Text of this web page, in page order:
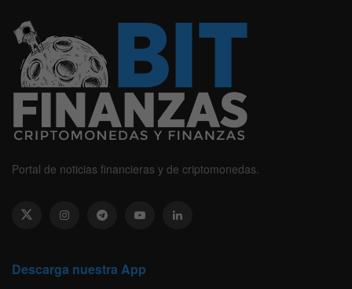
Portal de noticias financieras y de criptomonedas.
Descarga nuestra App